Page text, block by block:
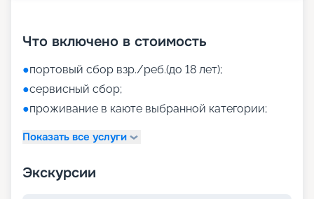
Что включено в стоимость
●портовый сбор взр./реб.(до 18 лет);
●сервисный сбор;
●проживание в каюте выбранной категории;
Показать все услуги
Экскурсии